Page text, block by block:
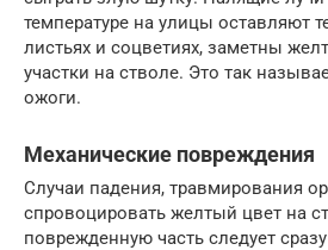
температуре на улицы оставляют
листьях и соцветиях, заметны
участки на стволе. Это так
ожоги.
Механические повреждения
Случаи падения, травмирования
спровоцировать желтый цвет на
поврежденную часть следует